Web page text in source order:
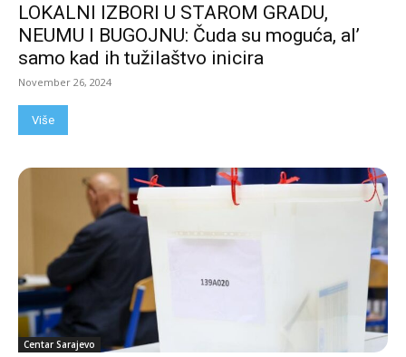
LOKALNI IZBORI U STAROM GRADU,
NEUMU I BUGOJNU: Čuda su moguća, al’
samo kad ih tužilaštvo inicira
November 26, 2024
Više
Centar Sarajevo